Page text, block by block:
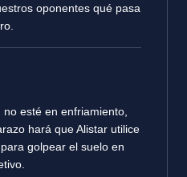
oponentes qué pasa
esté en enfriamiento,
hará que Alistar utilice
golpear el suelo en